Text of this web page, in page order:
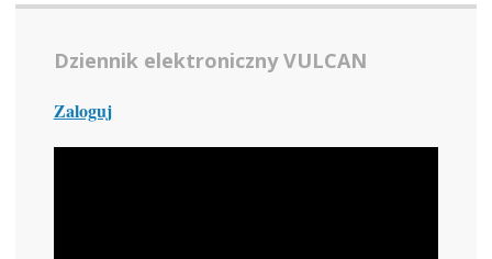
Dziennik elektroniczny VULCAN
Zaloguj